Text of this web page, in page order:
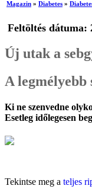
Magazin » Diabetes »
Feltöltés dátuma:
Új utak a
A legmélyebb
Ki ne szenvedne
Esetleg időlegesen
Tekintse meg a teljes